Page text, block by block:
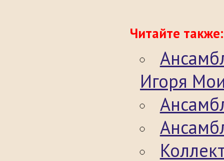
Читайте также:
Игоря